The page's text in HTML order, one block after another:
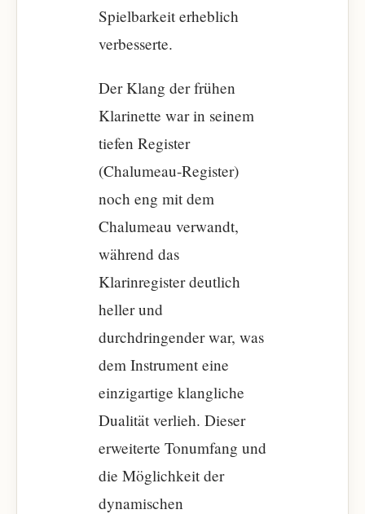
Spielbarkeit erheblich
verbesserte.
Der Klang der frühen
Klarinette war in seinem
tiefen Register
(Chalumeau-Register)
noch eng mit dem
Chalumeau verwandt,
während das
Klarinregister deutlich
heller und
durchdringender war, was
dem Instrument eine
einzigartige klangliche
Dualität verlieh. Dieser
erweiterte Tonumfang und
die Möglichkeit der
dynamischen